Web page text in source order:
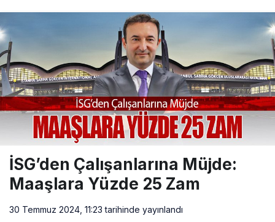
İSG’den Çalışanlarına Müjde:
Maaşlara Yüzde 25 Zam
30 Temmuz 2024, 11:23 tarihinde yayınlandı